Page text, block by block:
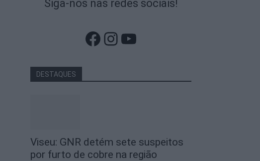
Siga-nos nas redes sociais!
Facebook
Instagram
YouTube
DESTAQUES
Viseu: GNR detém sete suspeitos
por furto de cobre na região